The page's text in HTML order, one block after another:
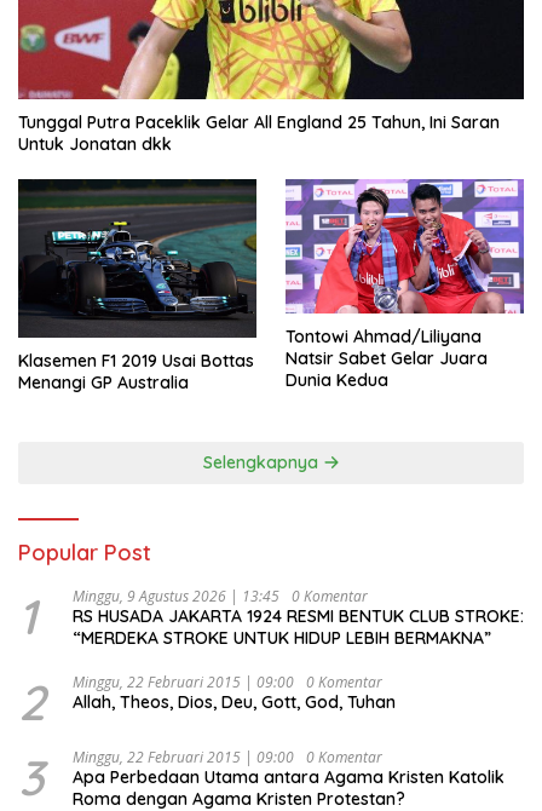
Tunggal Putra Paceklik Gelar All England 25 Tahun, Ini Saran
Untuk Jonatan dkk
Klasemen F1 2019 Usai Bottas
Menangi GP Australia
Tontowi Ahmad/Liliyana
Natsir Sabet Gelar Juara
Dunia Kedua
Selengkapnya
Popular Post
1 Minggu, 9 Agustus 2026 | 13:45 0 Komentar
RS HUSADA JAKARTA 1924 RESMI BENTUK CLUB STROKE:
“MERDEKA STROKE UNTUK HIDUP LEBIH BERMAKNA”
2 Minggu, 22 Februari 2015 | 09:00 0 Komentar
Allah, Theos, Dios, Deu, Gott, God, Tuhan
3 Minggu, 22 Februari 2015 | 09:00 0 Komentar
Apa Perbedaan Utama antara Agama Kristen Katolik
Roma dengan Agama Kristen Protestan?